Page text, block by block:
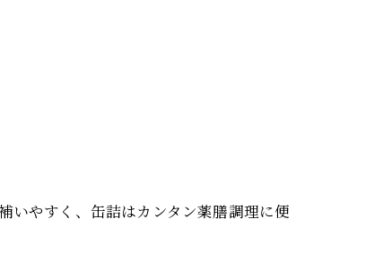
いやすく、缶詰はカンタン薬膳調理に便